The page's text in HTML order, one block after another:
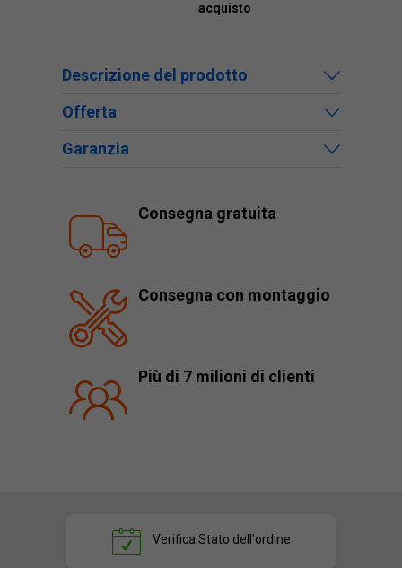
acquisto
Descrizione del prodotto
Offerta
Garanzia
Consegna gratuita
Consegna con montaggio
Più di 7 milioni di clienti
Verifica Stato dell'ordine